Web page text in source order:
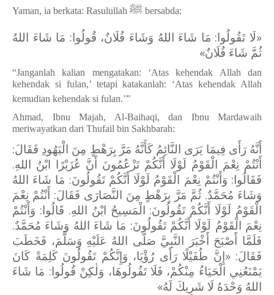
Yaman, ia berkata: Rasulullah ﷺ bersabda:
«لَا تَقُولُوا: مَا شَاءَ اللهُ وَشَاءَ فُلَانٌ، قُولُوا: مَا شَاءَ اللهُ
ثُمَّ شَاءَ فُلَانٌ»
“Janganlah kalian mengatakan: ‘Atas kehendak Allah dan
kehendak si fulan,’ tetapi katakanlah: ‘Atas kehendak Allah
kemudian kehendak si fulan.’”
Ahmad, Ibnu Majah, Al-Baihaqi, dan Ibnu Mardawaih
meriwayatkan dari Thufail bin Sakhbarah:
أَنَّهُ رَأَى فِيمَا يَرَى النَّائِمُ كَأَنَّهُ مَرَّ بِرَهْطٍ مِنَ الْيَهُودِ فَقَالَ:
أَنْتُمْ نِعْمَ الْقَوْمُ لَوْلَا أَنَّكُمْ تَزْعُمُونَ أَنَّ عُزَيْرًا ابْنُ اللهِ.
فَقَالُوا: وَأَنْتُمْ نِعْمَ الْقَوْمُ لَوْلَا أَنَّكُمْ تَقُولُونَ: مَا شَاءَ اللهُ
وَشَاءَ مُحَمَّدٌ. ثُمَّ مَرَّ بِرَهْطٍ مِنَ النَّصَارَى فَقَالَ: أَنْتُمْ نِعْمَ
الْقَوْمُ لَوْلَا أَنَّكُمْ تَقُولُونَ: الْمَسِيحُ ابْنُ اللهِ. قَالُوا: وَأَنْتُمْ
نِعْمَ الْقَوْمُ لَوْلَا أَنَّكُمْ تَقُولُونَ: مَا شَاءَ اللهُ وَشَاءَ مُحَمَّدٌ.
فَلَمَّا أَصْبَحَ أَخْبَرَ النَّبِيَّ صَلَّى اللهُ عَلَيْهِ وَسَلَّمَ، فَخَطَبَ
فَقَالَ: «إِنَّ طُفَيْلًا رَأَى رُؤْيَا، وَإِنَّكُمْ تَقُولُونَ كَلِمَةً كَانَ
يَمْنَعُنِي الْحَيَاءُ مِنْكُمْ، فَلَا تَقُولُوهَا، وَلٰكِنْ قُولُوا: مَا شَاءَ
اللهُ وَحْدَهُ لَا شَرِيكَ لَهُ»